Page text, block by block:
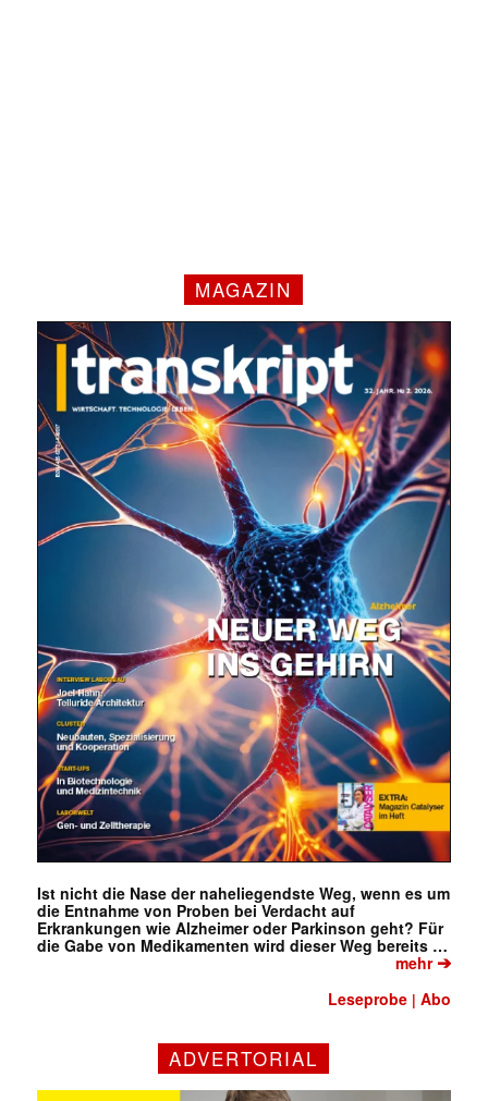
MAGAZIN
Ist nicht die Nase der naheliegendste Weg, wenn es um
die Entnahme von Proben bei Verdacht auf
Erkrankungen wie Alzheimer oder Parkinson geht? Für
die Gabe von Medikamenten wird dieser Weg bereits …
mehr➔
Leseprobe |Abo
ADVERTORIAL